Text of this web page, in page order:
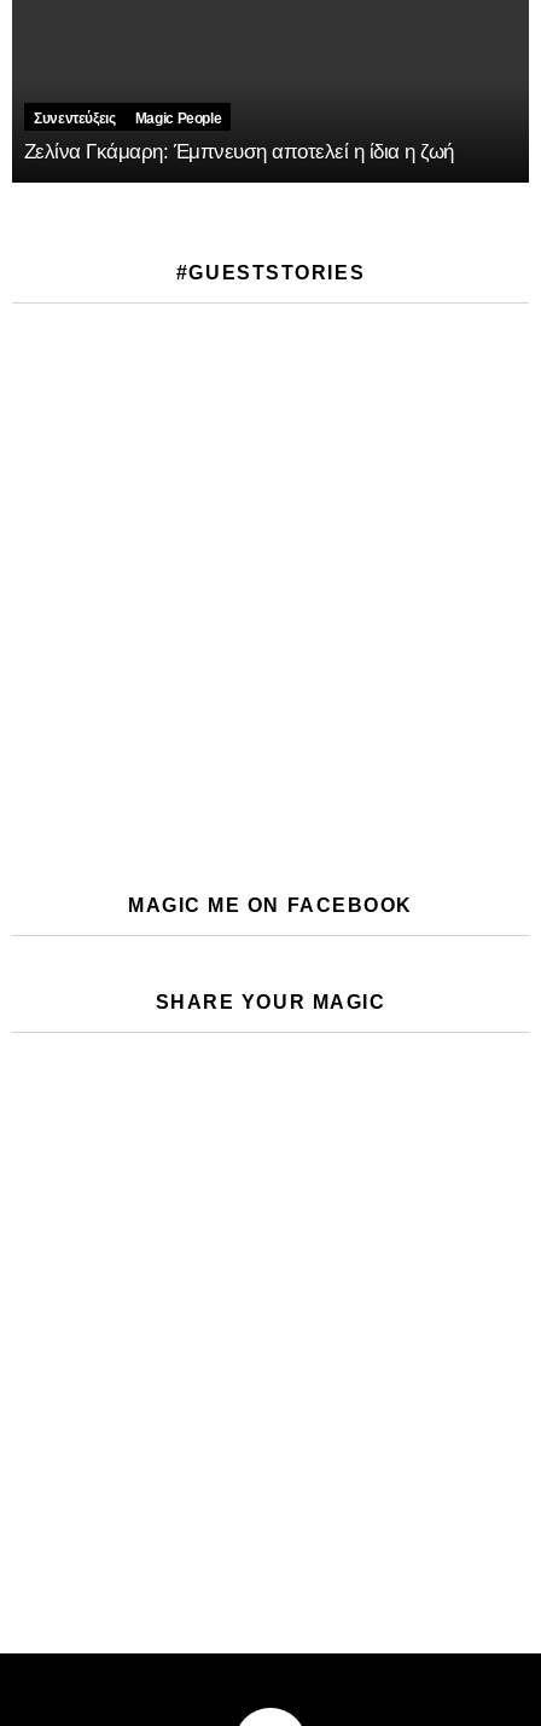
Συνεντεύξεις Magic People
Ζελίνα Γκάμαρη: Έμπνευση αποτελεί η ίδια η ζωή
#GUESTSTORIES
MAGIC ME ON FACEBOOK
SHARE YOUR MAGIC